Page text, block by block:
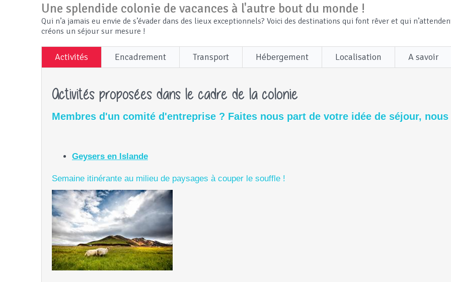
Une splendide colonie de vacances à l'autre bout du monde !
Qui n’a jamais eu envie de s’évader dans des lieux exceptionnels? Voici des destinations qui font rêver et qui
créons un séjour sur mesure !
Activités Encadrement Transport Hébergement Localisation A savoir
Activités proposées dans le cadre de la colonie
Membres d'un comité d'entreprise ? Faites nous part de votre idée de séjour,
​Geysers en Islande
Semaine itinérante au milieu de paysages à couper le souffle !